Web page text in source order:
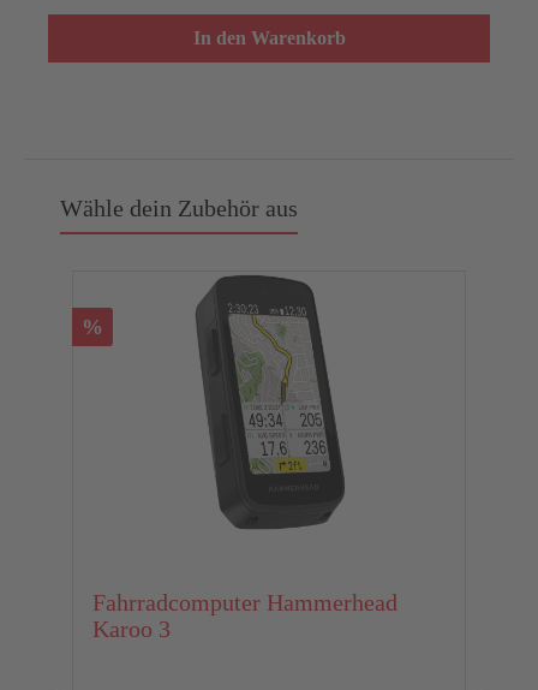
In den Warenkorb
Wähle dein Zubehör aus
%
Fahrradcomputer Hammerhead
Karoo 3